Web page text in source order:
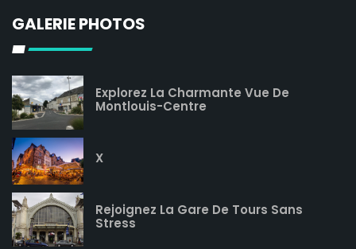
GALERIE PHOTOS
Explorez La Charmante Vue De
Montlouis-Centre
X
Rejoignez La Gare De Tours Sans
Stress